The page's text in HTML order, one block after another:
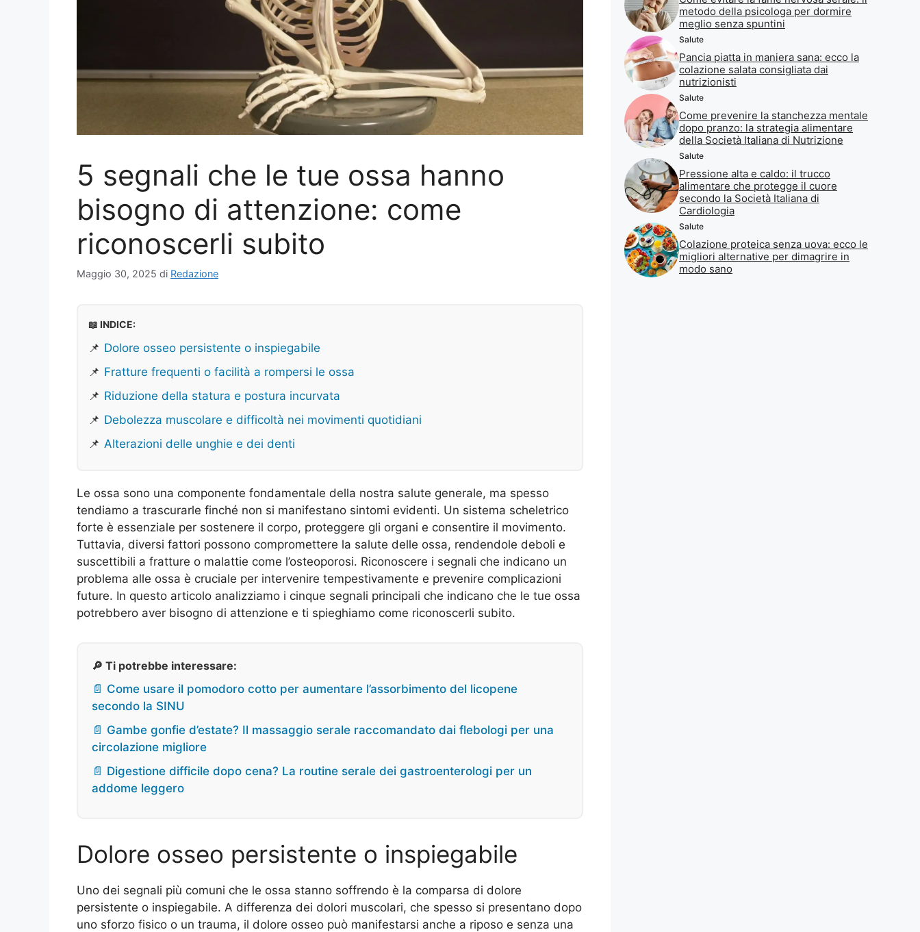
5 segnali che le tue ossa hanno
bisogno di attenzione: come
riconoscerli subito
Maggio 30, 2025 di Redazione
📖 INDICE:
📌 Dolore osseo persistente o inspiegabile
📌 Fratture frequenti o facilità a rompersi le ossa
📌 Riduzione della statura e postura incurvata
📌 Debolezza muscolare e difficoltà nei movimenti quotidiani
📌 Alterazioni delle unghie e dei denti
Le ossa sono una componente fondamentale della nostra salute generale, ma spesso
tendiamo a trascurarle finché non si manifestano sintomi evidenti. Un sistema scheletrico
forte è essenziale per sostenere il corpo, proteggere gli organi e consentire il movimento.
Tuttavia, diversi fattori possono compromettere la salute delle ossa, rendendole deboli e
suscettibili a fratture o malattie come l’osteoporosi. Riconoscere i segnali che indicano un
problema alle ossa è cruciale per intervenire tempestivamente e prevenire complicazioni
future. In questo articolo analizziamo i cinque segnali principali che indicano che le tue ossa
potrebbero aver bisogno di attenzione e ti spieghiamo come riconoscerli subito.
🔎 Ti potrebbe interessare:
📄 Come usare il pomodoro cotto per aumentare l’assorbimento del licopene
secondo la SINU
📄 Gambe gonfie d’estate? Il massaggio serale raccomandato dai flebologi per una
circolazione migliore
📄 Digestione difficile dopo cena? La routine serale dei gastroenterologi per un
addome leggero
Dolore osseo persistente o inspiegabile
Uno dei segnali più comuni che le ossa stanno soffrendo è la comparsa di dolore
persistente o inspiegabile. A differenza dei dolori muscolari, che spesso si presentano dopo
uno sforzo fisico o un trauma, il dolore osseo può manifestarsi anche a riposo e senza una
metodo della psicologa per dormire
meglio senza spuntini
Salute
Pancia piatta in maniera sana: ecco la
colazione salata consigliata dai
nutrizionisti
Salute
Come prevenire la stanchezza mentale
dopo pranzo: la strategia alimentare
della Società Italiana di Nutrizione
Salute
Pressione alta e caldo: il trucco
alimentare che protegge il cuore
secondo la Società Italiana di
Cardiologia
Salute
Colazione proteica senza uova: ecco le
migliori alternative per dimagrire in
modo sano